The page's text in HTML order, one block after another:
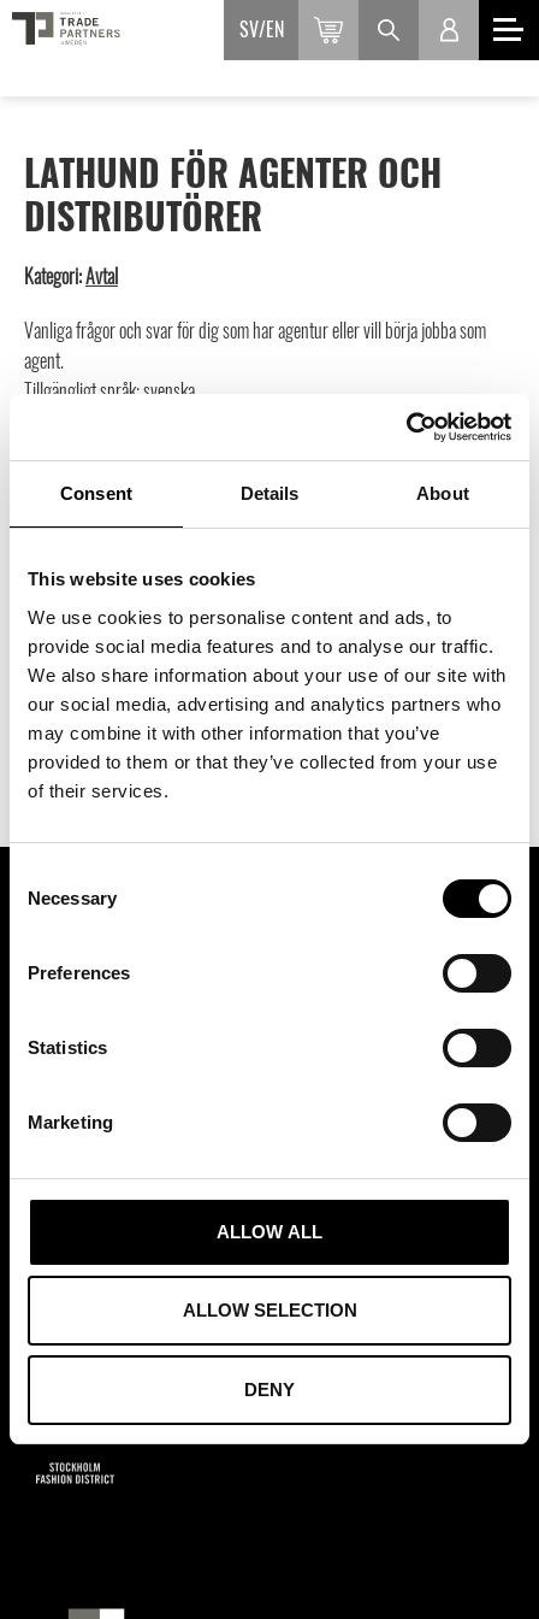
Consent Details About
This website uses cookies
We use cookies to personalise content and ads, to
provide social media features and to analyse our traffic.
We also share information about your use of our site with
our social media, advertising and analytics partners who
may combine it with other information that you’ve
provided to them or that they’ve collected from your use
of their services.
Selection
Necessary
Preferences
Statistics
Marketing
ALLOW ALL
ALLOW SELECTION
DENY
SV EN
LATHUND FÖR AGENTER OCH
DISTRIBUTÖRER
Kategori:Avtal
Vanliga frågor och svar för dig som har agentur eller vill börja jobba som
agent.
Tillgängligt språk: svenska.
OBS Logga in för att ta del av kostnadsfria och rabatterade
avtal, du ser aktuell rabatt när duloggat in här.
Inte medlem än?
Läs mer och ansök här
LÄGG I VARUKORG
Augustendalsvägen 7, Nacka strand, Sweden
info@tradepartners.se